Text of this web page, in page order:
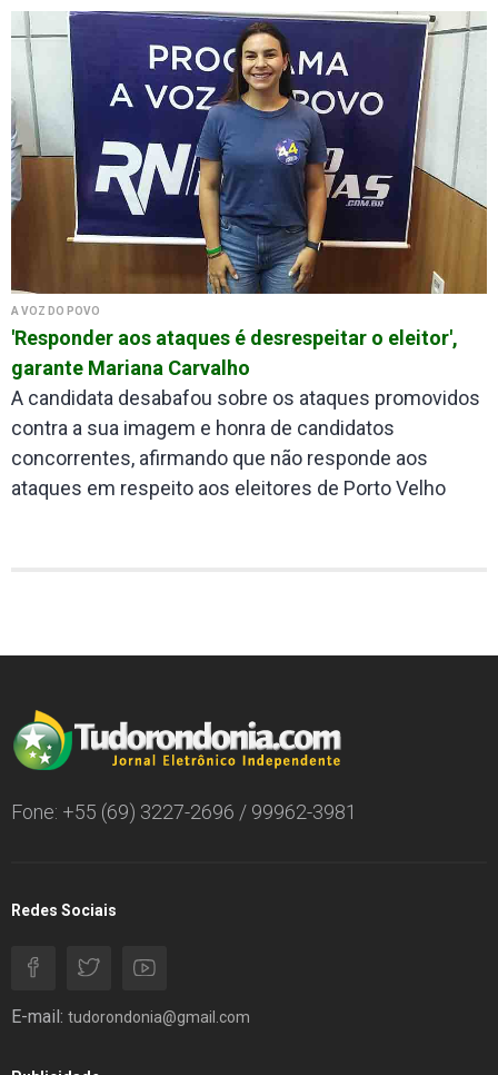
A VOZ DO POVO
'Responder aos ataques é desrespeitar o eleitor',
garante Mariana Carvalho
A candidata desabafou sobre os ataques promovidos
contra a sua imagem e honra de candidatos
concorrentes, afirmando que não responde aos
ataques em respeito aos eleitores de Porto Velho
Fone: +55 (69) 3227-2696 / 99962-3981
Redes Sociais
E-mail: tudorondonia@gmail.com